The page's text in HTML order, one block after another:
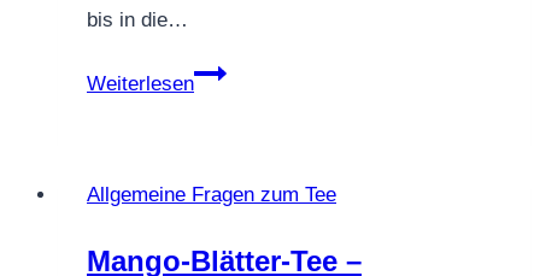
bis in die…
Weiterlesen
Indien
und
Allgemeine Fragen zum Tee
Mango-Blätter-Tee –